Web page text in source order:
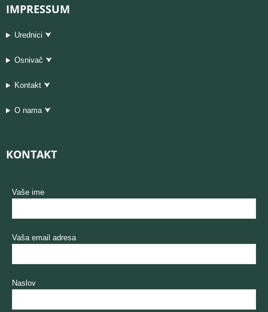
IMPRESSUM
Urednici ⮟
Osnivač ⮟
Kontakt ⮟
O nama ⮟
KONTAKT
Vaše ime
Vaša email adresa
Naslov